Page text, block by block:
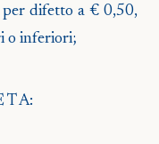
per difetto a € 0,50,
o inferiori;
T A: